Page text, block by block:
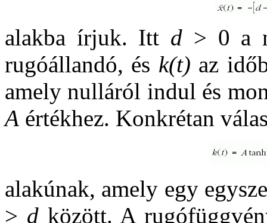
alakba írjuk. Itt d > 0 a
rugóállandó, és k(t) az
amely nulláról indul és
A értékhez. Konkrétan
alakúnak, amely egy
> dközött. A